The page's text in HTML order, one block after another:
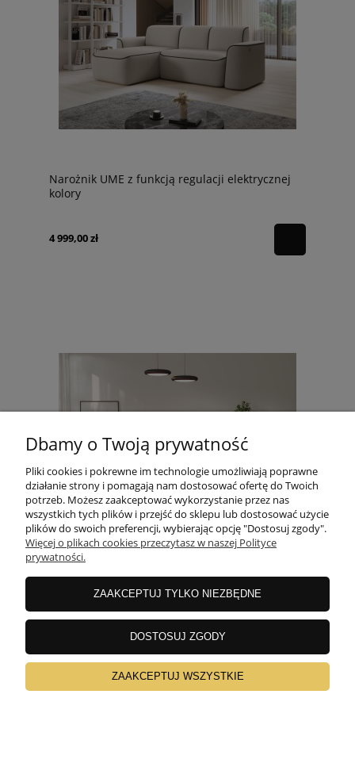
Narożnik UME z funkcją regulacji elektrycznej
kolory
4 999,00 zł
Nowoczesny narożnik LEVVI L- kształtny kolory
Dbamy o Twoją prywatność
Pliki cookies i pokrewne im technologie umożliwiają poprawne
działanie strony i pomagają nam dostosować ofertę do Twoich
potrzeb. Możesz zaakceptować wykorzystanie przez nas
wszystkich tych plików i przejść do sklepu lub dostosować użycie
plików do swoich preferencji, wybierając opcję "Dostosuj zgody".
Więcej o plikach cookies przeczytasz w naszej Polityce
prywatności.
ZAAKCEPTUJ TYLKO NIEZBĘDNE
DOSTOSUJ ZGODY
ZAAKCEPTUJ WSZYSTKIE